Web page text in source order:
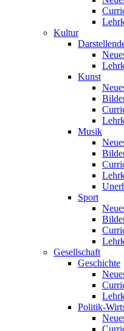
Kultur
Kunst
Musik
Sport
Gesellschaft
Geschichte
Politik-